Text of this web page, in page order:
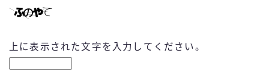
上に表示された文字を入力してください。